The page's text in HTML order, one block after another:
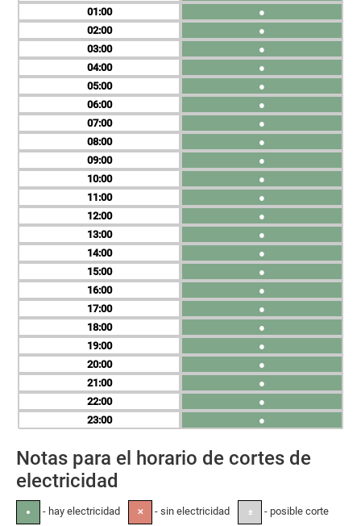
01
02
03
04
05
06
07
08
09
10
11
12
13
14
15
16
17
18
19
20
21
22
23
●
●
●
●
●
●
●
●
●
●
●
●
●
●
●
●
●
●
●
●
●
●
●
Notas para el horario de cortes de
electricidad
● - hay electricidad ✕ - sin electricidad ± - posible corte